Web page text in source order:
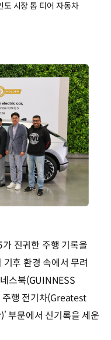
도 시장 톱 티어 자동차
진귀한 주행 기록을
후 환경 속에서 무려
스북(GUINNESS
주행 전기차(Greatest
문에서 신기록을 세운